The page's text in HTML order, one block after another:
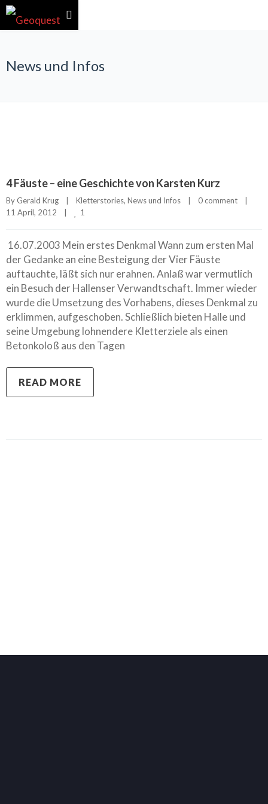
News und Infos
4 Fäuste – eine Geschichte von Karsten Kurz
By Gerald Krug Kletterstories, News und Infos 0 comment
11 April, 2012
1
16.07.2003 Mein erstes Denkmal Wann zum ersten Mal
der Gedanke an eine Besteigung der Vier Fäuste
auftauchte, läßt sich nur erahnen. Anlaß war vermutlich
ein Besuch der Hallenser Verwandtschaft. Immer wieder
wurde die Umsetzung des Vorhabens, dieses Denkmal zu
erklimmen, aufgeschoben. Schließlich bieten Halle und
seine Umgebung lohnendere Kletterziele als einen
Betonkoloß aus den Tagen
READ MORE